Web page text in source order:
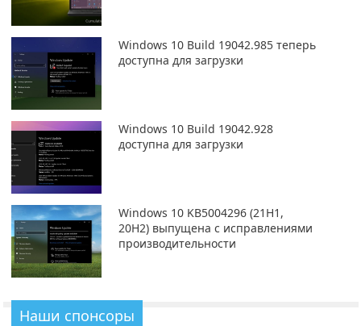
Windows 10 Build 19042.985 теперь
доступна для загрузки
Windows 10 Build 19042.928
доступна для загрузки
Windows 10 KB5004296 (21H1,
20H2) выпущена с исправлениями
производительности
Наши спонсоры